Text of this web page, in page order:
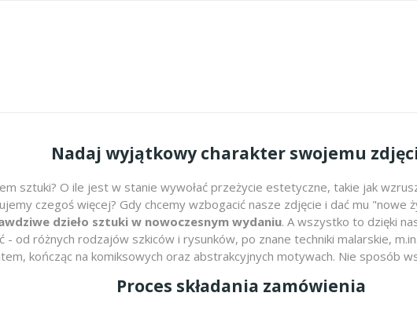
Nadaj wyjątkowy charakter swojemu
sztuki? O ile jest w stanie wywołać przeżycie estetyczne, takie jak
czegoś więcej? Gdy chcemy wzbogacić nasze zdjęcie i dać mu "nowe
dzieło sztuki w nowoczesnym wydaniu. A wszystko to dzięki
- od różnych rodzajów szkiców i rysunków, po znane techniki malarskie,
kończąc na komiksowych oraz abstrakcyjnych motywach. Nie sposób
Proces składania zamówienia